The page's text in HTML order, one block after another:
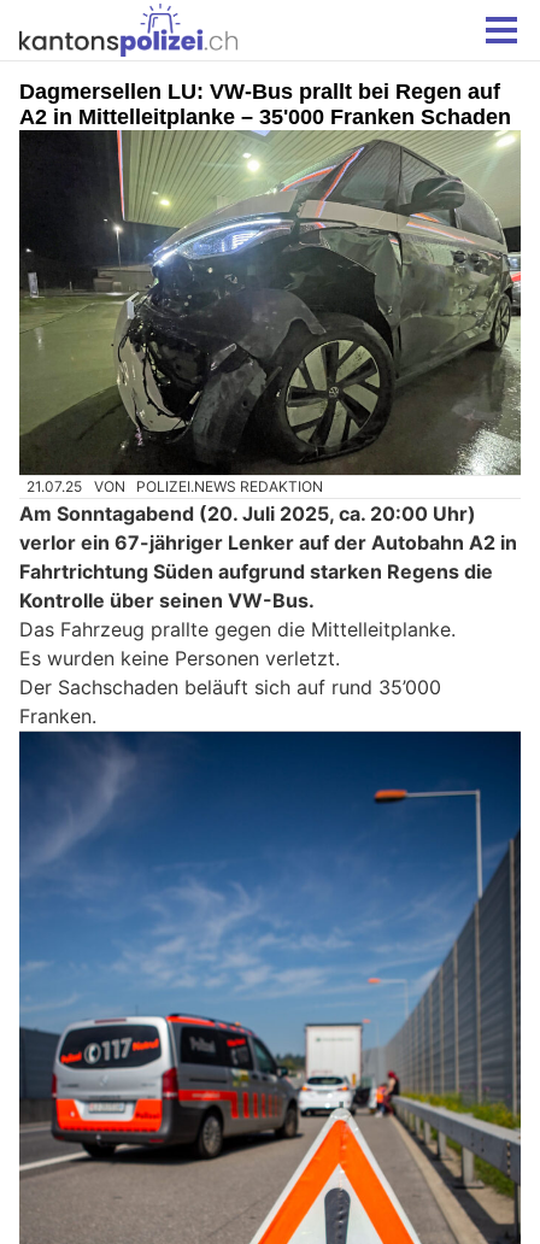
Dagmersellen LU: VW-Bus prallt bei Regen auf
A2 in Mittelleitplanke – 35'000 Franken Schaden
21.07.25 VON POLIZEI.NEWS REDAKTION
Am Sonntagabend (20. Juli 2025, ca. 20:00 Uhr)
verlor ein 67-jähriger Lenker auf der Autobahn A2 in
Fahrtrichtung Süden aufgrund starken Regens die
Kontrolle über seinen VW-Bus.
Das Fahrzeug prallte gegen die Mittelleitplanke.
Es wurden keine Personen verletzt.
Der Sachschaden beläuft sich auf rund 35’000
Franken.